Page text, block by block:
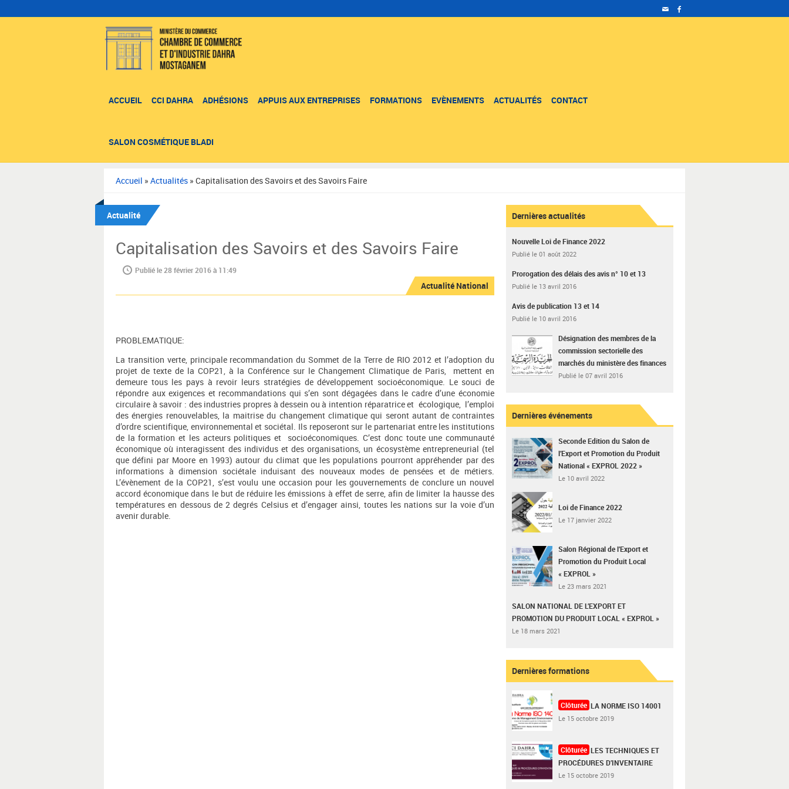
ACCUEIL CCI DAHRA ADHÉSIONS APPUIS AUX ENTREPRISES FORMATIONS EVÈNEMENTS ACTUALITÉS CONTACT
SALON COSMÉTIQUE BLADI
Accueil » Actualités » Capitalisation des Savoirs et des Savoirs Faire
Actualité
Capitalisation des Savoirs et des Savoirs Faire
Publié le 28 février 2016 à 11:49
Actualité National
PROBLEMATIQUE:
La transition verte, principale recommandation du Sommet de la Terre de RIO 2012 et l’adoption du
projet de texte de la COP21, à la Conférence sur le Changement Climatique de Paris, mettent en
demeure tous les pays à revoir leurs stratégies de développement socioéconomique. Le souci de
répondre aux exigences et recommandations qui s’en sont dégagées dans le cadre d’une économie
circulaire à savoir : des industries propres à dessein ou à intention réparatrice et écologique, l’emploi
des énergies renouvelables, la maitrise du changement climatique qui seront autant de contraintes
d’ordre scientifique, environnemental et sociétal. Ils reposeront sur le partenariat entre les institutions
de la formation et les acteurs politiques et socioéconomiques. C’est donc toute une communauté
économique où interagissent des individus et des organisations, un écosystème entrepreneurial (tel
que défini par Moore en 1993) autour du climat que les populations pourront appréhender par des
informations à dimension sociétale induisant des nouveaux modes de pensées et de métiers.
L’évènement de la COP21, s’est voulu une occasion pour les gouvernements de conclure un nouvel
accord économique dans le but de réduire les émissions à effet de serre, afin de limiter la hausse des
températures en dessous de 2 degrés Celsius et d’engager ainsi, toutes les nations sur la voie d’un
avenir durable.
Dernières actualités
Nouvelle Loi de Finance 2022
Publié le 01 août 2022
Prorogation des délais des avis n° 10 et 13
Publié le 13 avril 2016
Avis de publication 13 et 14
Publié le 10 avril 2016
Désignation des membres de la
commission sectorielle des
marchés du ministère des finances
Publié le 07 avril 2016
Dernières événements
Seconde Edition du Salon de
l’Export et Promotion du Produit
National « EXPROL 2022 »
Le 10 avril 2022
Loi de Finance 2022
Le 17 janvier 2022
Salon Régional de l’Export et
Promotion du Produit Local
« EXPROL »
Le 23 mars 2021
SALON NATIONAL DE L’EXPORT ET
PROMOTION DU PRODUIT LOCAL « EXPROL »
Le 18 mars 2021
Dernières formations
Clôturée LA NORME ISO 14001
Le 15 octobre 2019
Clôturée LES TECHNIQUES ET
PROCÉDURES D’INVENTAIRE
Le 15 octobre 2019